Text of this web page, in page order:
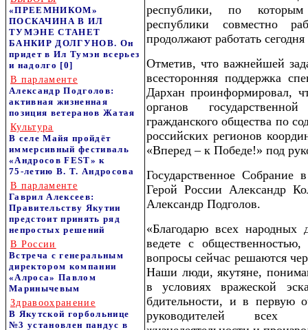
«ПРЕЕМНИКОМ»
ПОСКАЧИНА В ИЛ
ТУМЭНЕ СТАНЕТ
БАНКИР ДОЛГУНОВ. Он
придет в Ил Тумэн всерьез
и надолго [0]
В парламенте
Александр Подголов:
активная жизненная
позиция ветеранов Жатая
Культура
В селе Майя пройдёт
иммерсивный фестиваль
«Андросов FEST» к
75‑летию В. Т. Андросова
В парламенте
Гаврил Алексеев:
Правительству Якутии
предстоит принять ряд
непростых решений
В России
Встреча с генеральным
директором компании
«Алроса» Павлом
Маринычевым
Здравоохранение
В Якутской горбольнице
№3 установлен пандус в
республики, по
республики совместно
продолжают работать сегодня
Отметив, что важнейшей
всесторонняя поддержка
Дархан проинформировал,
органов
гражданского общества по
российских регионов
«Вперед – к Победе!» под
Государственное Собрание
Герой России Александр
Александр Подголов.
«Благодарю всех народных
ведете с
вопросы сейчас решаются
Наши люди, якутяне,
в условиях вражеской
бдительности, и в первую
руководителей всех